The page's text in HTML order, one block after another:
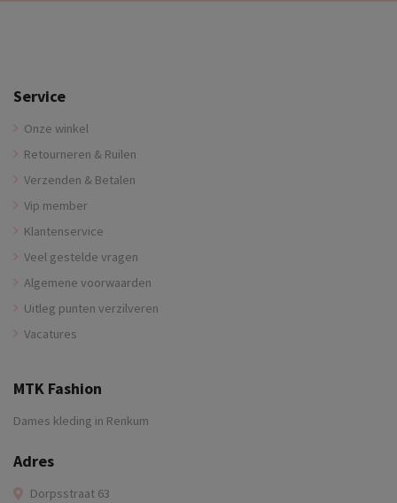
Service
Onze winkel
Retourneren & Ruilen
Verzenden & Betalen
Vip member
Klantenservice
Veel gestelde vragen
Algemene voorwaarden
Uitleg punten verzilveren
Vacatures
MTK Fashion
Dames kleding in Renkum
Adres
Dorpsstraat 63